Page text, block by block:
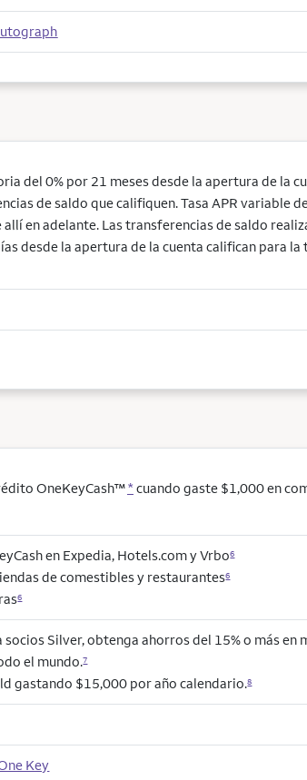
del 0% por 21 meses desde la apertura de la
de saldo que califiquen. Tasa APR variable
allí en adelante. Las transferencias de saldo
desde la apertura de la cuenta califican para la
OneKeyCash™* cuando gaste $1,000 en
en Expedia, Hotels.com y Vrbo6
de comestibles y restaurantes6
6
socios Silver, obtenga ahorros del 15% o más en
el mundo.7
gastando $15,000 por año calendario.8
Key